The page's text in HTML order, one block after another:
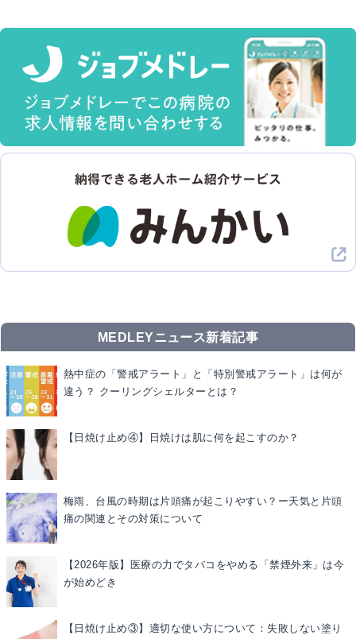
MEDLEYニュース新着記事
熱中症の「警戒アラート」と「特別警戒アラート」は何が
違う？ クーリングシェルターとは？
【日焼け止め④】日焼けは肌に何を起こすのか？
梅雨、台風の時期は片頭痛が起こりやすい？ー天気と片頭
痛の関連とその対策について
【2026年版】医療の力でタバコをやめる「禁煙外来」は今
が始めどき
【日焼け止め③】適切な使い方について：失敗しない塗り